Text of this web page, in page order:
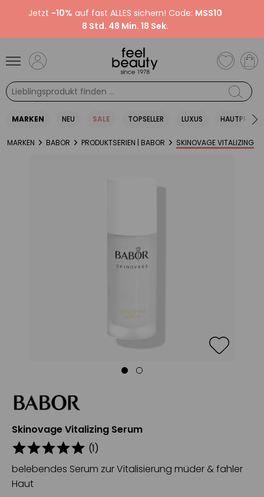
Jetzt -10% auf fast ALLES sichern! Code: MSS10
8 Std. 48 Min. 17 Sek.
MARKEN NEU SALE TOPSELLER LUXUS HAUTPFLEGE
MARKEN BABOR PRODUKTSERIEN | BABOR SKINOVAGE VITALIZING
Skinovage Vitalizing Serum
(1)
belebendes Serum zur Vitalisierung müder & fahler
Haut